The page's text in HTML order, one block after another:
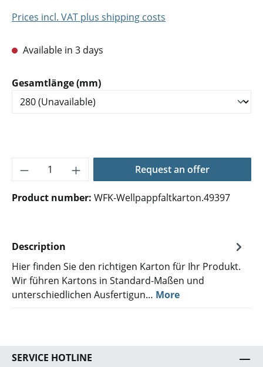
Prices incl. VAT plus shipping costs
Available in 3 days
Select
Gesamtlänge (mm)
Product Quantity: Enter the desired
Request an offer
Product number: WFK-Wellpappfaltkarton.49397
Description
Hier finden Sie den richtigen Karton für Ihr Produkt.
Wir führen Kartons in Standard-Maßen und
unterschiedlichen Ausfertigun… More
SERVICE HOTLINE